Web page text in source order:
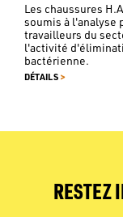
Les chaussures
soumis à l'analyse
travailleurs du
l'activité
bactérienne.
DÉTAILS >
RESTEZ